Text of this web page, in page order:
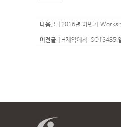
다음글 | 2016년 하반기
이전글 | H제약에서 ISO13485